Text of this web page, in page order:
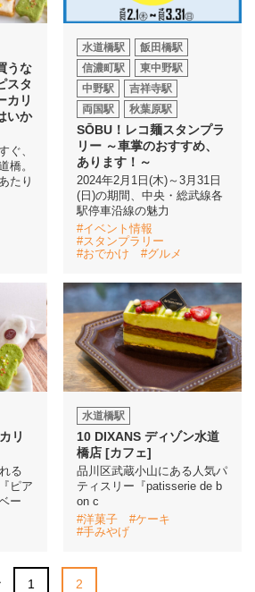
うな
スタ
カリ
いか
ぐ、
橋。
たり
水道橋駅
飯田橋駅
信濃町駅
東中野駅
中野駅
吉祥寺駅
両国駅
秋葉原駅
SŌBU！レコ麺スタンプラ
リー ～車掌のおすすめ、
あります！～
2024年2月1日(木)～3月31日
(日)の期間、中央・総武線各
駅停車沿線の魅力
#イベント情報
#スタンプラリー
#おでかけ
#グルメ
リ
る
ピア
ー
水道橋駅
10 DIXANS ディゾン水道
橋店 [カフェ]
品川区武蔵小山にある人気パ
ティスリー『patisserie de b
on c
#洋菓子
#ケーキ
#手みやげ
1 2